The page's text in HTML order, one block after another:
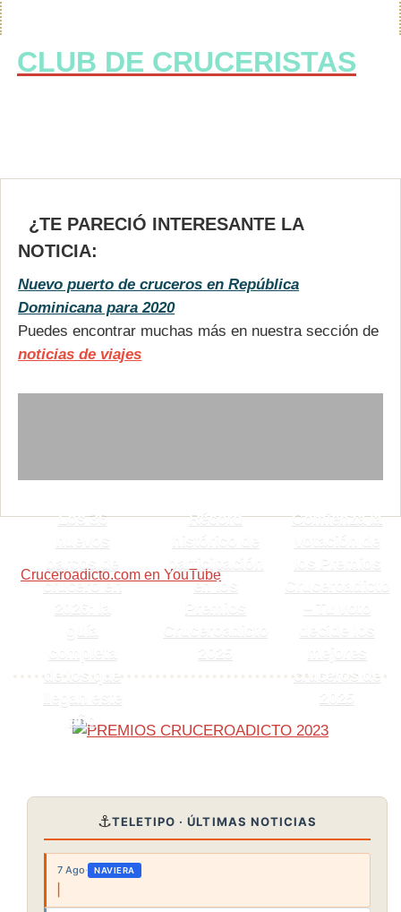
CLUB DE CRUCERISTAS
¿TE PARECIÓ INTERESANTE LA
NOTICIA:
Nuevo puerto de cruceros en República
Dominicana para 2020
Puedes encontrar muchas más en nuestra sección de
noticias de viajes
Los 36
nuevos
barcos de
crucero en
2026: la
completa
de los que
llegan este
año
Récord
histórico de
participación
en los
Premios
Cruceroadicto
2025
Comienza la
votación de
los Premios
Cruceroadicto
– Tu voto
decide los
mejores
cruceros de
2025
Cruceroadicto.com en YouTube
⚓TELETIPO · ÚLTIMAS NOTICIAS
7 Ago· NAVIERA